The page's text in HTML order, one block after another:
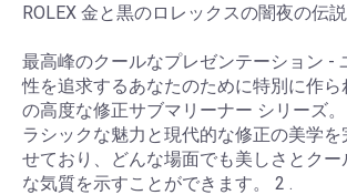
ROLEX 金と黒のロレックスの闇夜の伝
最高峰のクールなプレゼンテーション -
性を追求するあなたのために特別に作ら
の高度な修正サブマリーナー シリーズ
ラシックな魅力と現代的な修正の美学
せており、どんな場面でも美しさとクー
な気質を示すことができます。 2 .